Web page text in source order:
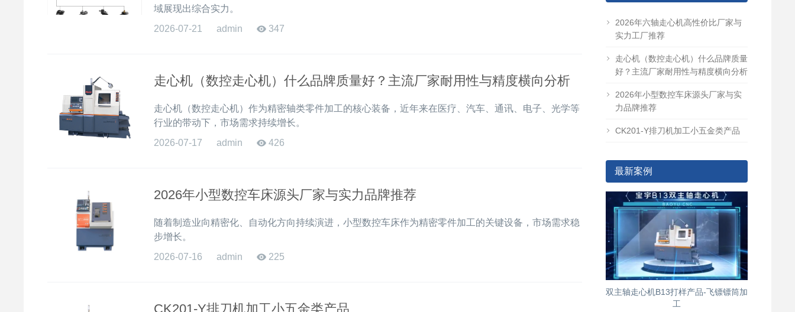
域展现出综合实力。
2026-07-21
admin 347
走心机（数控走心机）什么品牌质量好？主流厂家耐用性与精度横向分析
走心机（数控走心机）作为精密轴类零件加工的核心装备，近年来在医疗、汽车、通讯、电子、光学等
行业的带动下，市场需求持续增长。
2026-07-17
admin 426
2026年小型数控车床源头厂家与实力品牌推荐
随着制造业向精密化、自动化方向持续演进，小型数控车床作为精密零件加工的关键设备，市场需求稳
步增长。
2026-07-16
admin 225
CK201-Y排刀机加工小五金类产品
2026年六轴走心机高性价比厂家与
实力工厂推荐
走心机（数控走心机）什么品牌质量
好？主流厂家耐用性与精度横向分析
2026年小型数控车床源头厂家与实
力品牌推荐
CK201-Y排刀机加工小五金类产品
最新案例
双主轴走心机B13打样产品-飞镖镖筒加
工